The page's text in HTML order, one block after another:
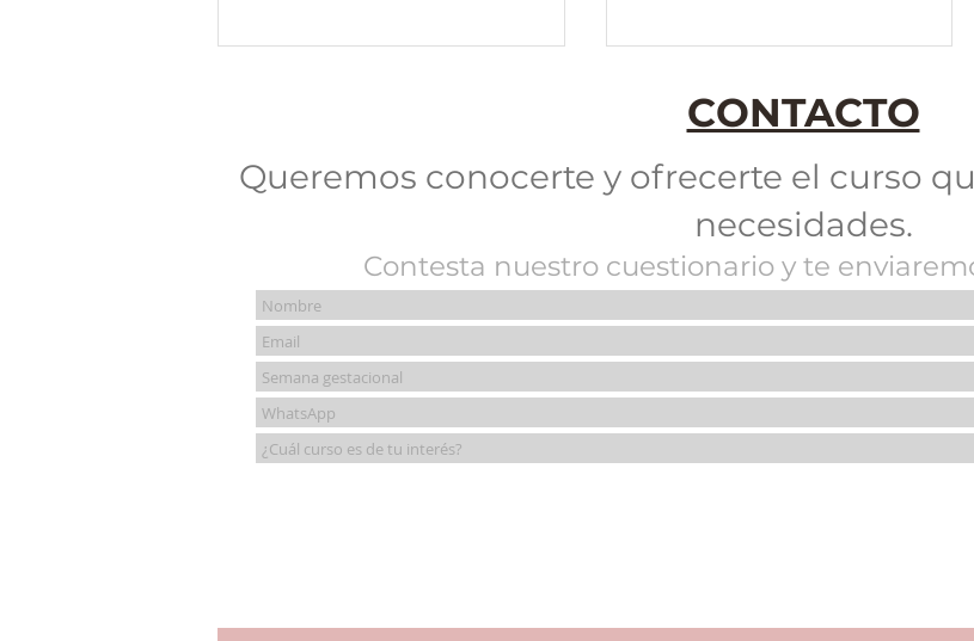
El alto índice de cesáreas en
México🤱
Los beneficios de las mascotas
CONTACTO
Queremos conocerte y ofrecerte el curso
necesidades.
Contesta nuestro cuestionario y te